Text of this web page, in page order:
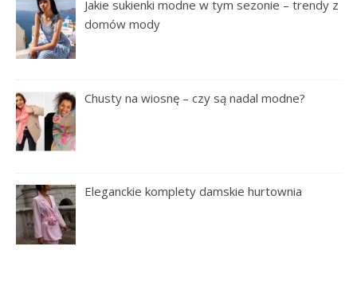
Jakie sukienki modne w tym sezonie – trendy z
domów mody
Chusty na wiosnę – czy są nadal modne?
Eleganckie komplety damskie hurtownia